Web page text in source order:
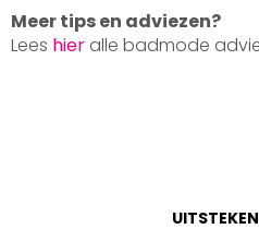
Meer tips en adviezen?
Lees hier alle badmode